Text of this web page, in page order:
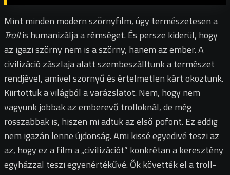
Mint minden modern szörnyfilm, úgy természetesen a
Trollis humanizálja a rémséget. És persze kiderül, hogy
az igazi szörny nem is a szörny, hanem az ember. A
civilizáció zászlaja alatt szembeszálltunk a természet
rendjével, amivel szörnyű és értelmetlen kárt okoztunk.
Kiirtottuk a világból a varázslatot. Nem, hogy nem
vagyunk jobbak az emberevő trolloknál, de még
rosszabbak is, hiszen mi adtuk az első pofont. Ez eddig
nem igazán lenne újdonság. Ami kissé egyedivé teszi az
az, hogy ez a film a „civilizációt” konkrétan a keresztény
egyházzal teszi egyenértékűvé. Ők követték el a troll-